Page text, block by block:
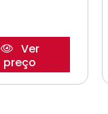
Ver
preço